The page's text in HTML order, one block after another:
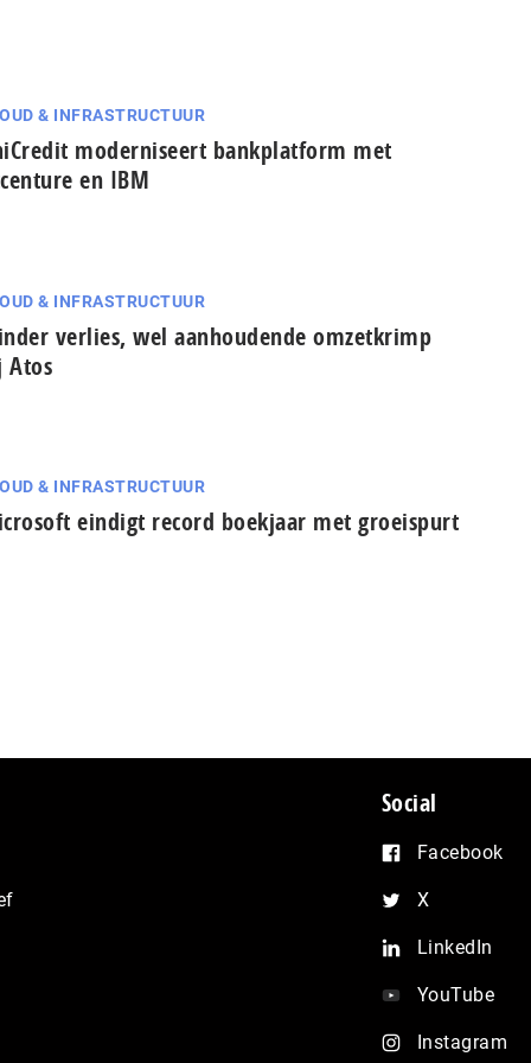
& INFRASTRUCTUUR
moderniseert bankplatform met
en IBM
& INFRASTRUCTUUR
verlies, wel aanhoudende omzetkrimp
Atos
& INFRASTRUCTUUR
eindigt record boekjaar met groeispurt
Social
Facebook
X
LinkedIn
YouTube
Instagram